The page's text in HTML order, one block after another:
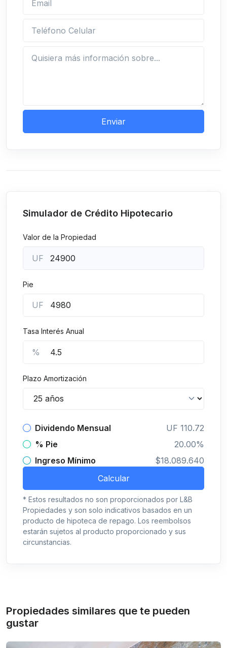
Enviar
Simulador de Crédito Hipotecario
Valor de la Propiedad
UF
Pie
UF
Tasa Interés Anual
%
Plazo Amortización
Dividendo Mensual
UF 110.72
% Pie
20.00%
Ingreso Mínimo
$18.089.640
Calcular
* Estos resultados no son proporcionados por L&B
Propiedades y son solo indicativos basados en un
producto de hipoteca de repago. Los reembolsos
estarán sujetos al producto proporcionado y sus
circunstancias.
Propiedades similares que te pueden
gustar